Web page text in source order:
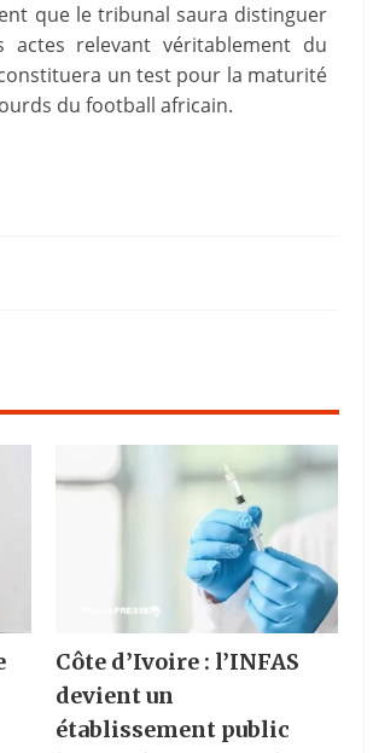
que le tribunal saura distinguer
actes relevant véritablement du
un test pour la maturité
du football africain.
Côte d’Ivoire : l’INFAS
devient un
établissement public